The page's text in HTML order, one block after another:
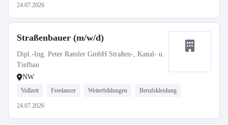
24.07.2026
Straßenbauer (m/w/d)
Dipl.-Ing. Peter Ramler GmbH Straßen-, Kanal- u.
Tiefbau
NW
Vollzeit Freelancer Weiterbildungen Berufskleidung
24.07.2026